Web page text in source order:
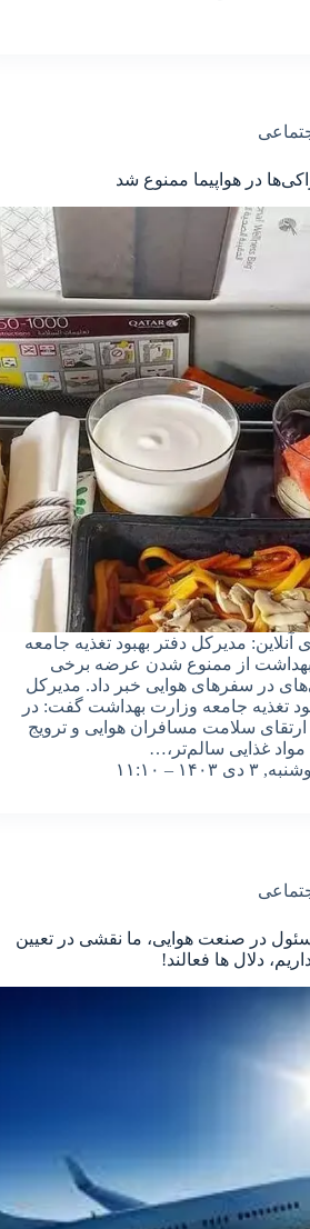
در هواپیما ممنوع شد
مدیرکل دفتر بهبود تغذیه جامعه
از ممنوع شدن عرضه برخی
در سفرهای هوایی خبر داد. مدیرکل
تغذیه جامعه وزارت بهداشت گفت: در
سلامت مسافران هوایی و ترویج
غذایی سالم‌تر،…
۳ دی ۱۴۰۳ – ۱۱:۱۰
در صنعت هوایی، ما نقشی در تعیین
دلال ها فعالند!